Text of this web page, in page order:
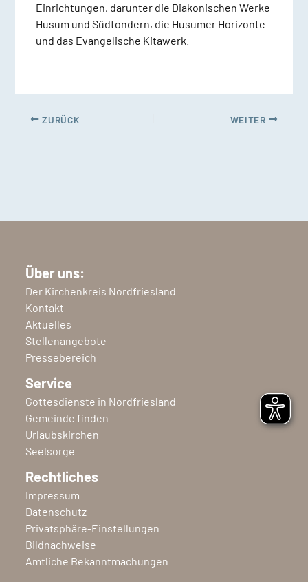
Einrichtungen, darunter die Diakonischen Werke
Husum und Südtondern, die Husumer Horizonte
und das Evangelische Kitawerk.
ZURÜCK WEITER
Über uns:
Der Kirchenkreis Nordfriesland
Kontakt
Aktuelles
Stellenangebote
Pressebereich
Service
Gottesdienste in Nordfriesland
Gemeinde finden
Urlaubskirchen
Seelsorge
Rechtliches
Impressum
Datenschutz
Privatsphäre-Einstellungen
Bildnachweise
Amtliche Bekanntmachungen